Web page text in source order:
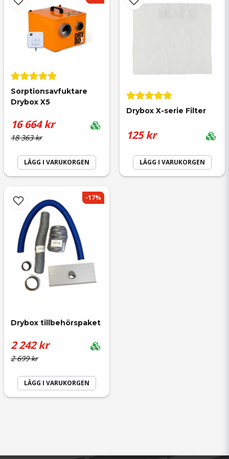
Björn Stefan
för 9 månader sedan
Gösta David
för 10 månader sedan
Bara bra!
Gregor
Enkelt, snabbt
Lars-Göran
för 1 år sedan
Sorptionsavfuktare
Drybox X5
18 363 kr
16 664 kr
LÄGG I VARUKORGEN
Drybox X-serie Filter
125 kr
LÄGG I VARUKORGEN
Drybox tillbehörspaket
2 699 kr
2 242 kr
LÄGG I VARUKORGEN
-17%